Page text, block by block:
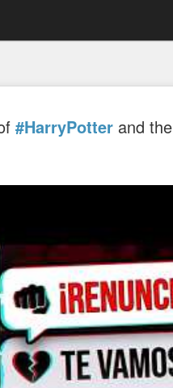
#HarryPotter and